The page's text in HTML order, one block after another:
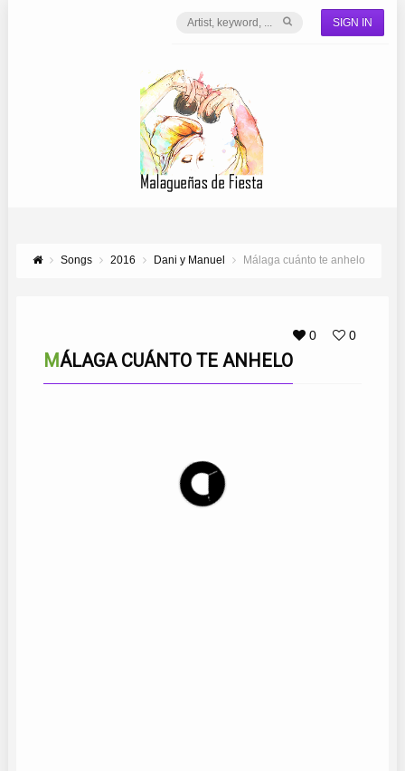
SIGN IN
Songs 2016 Dani y Manuel Málaga cuánto te anhelo
0 0
MÁLAGA CUÁNTO TE ANHELO